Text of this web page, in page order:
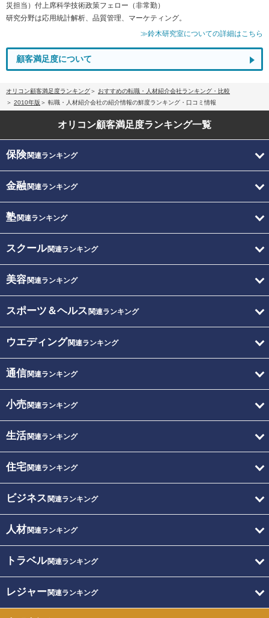
災担当）付上席科学技術政策フェロー（非常勤）
研究分野は応用統計解析、品質管理、マーケティング。
≫鈴木研究室についての詳細はこちら
顧客満足度について
オリコン顧客満足度ランキング
おすすめの転職・人材紹介会社ランキング・比較
2010年版
転職・人材紹介会社の紹介情報の鮮度ランキング・口コミ情報
オリコン顧客満足度ランキング一覧
保険関連ランキング
金融関連ランキング
塾関連ランキング
スクール関連ランキング
美容関連ランキング
スポーツ＆ヘルス 関連ランキング
ウエディング関連ランキング
通信関連ランキング
小売関連ランキング
生活関連ランキング
住宅関連ランキング
ビジネス 関連ランキング
人材関連ランキング
トラベル関連ランキング
レジャー関連ランキング